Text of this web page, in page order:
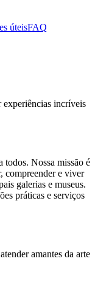
úteisFAQ
experiências incríveis
todos. Nossa missão é
compreender e viver
galerias e museus.
práticas e serviços
amantes da arte